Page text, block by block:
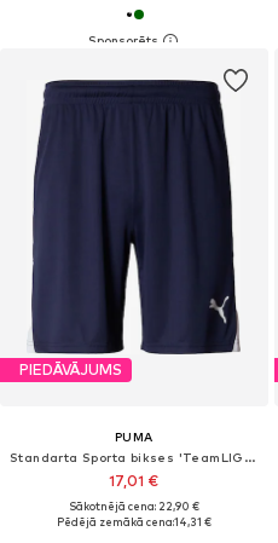
PIEDĀVĀJUMS
PUMA
Standarta Sporta bikses 'TeamLIGA26'
17,01 €
Sākotnējā cena: 22,90 €
Pēdējā zemākā cena:14,31 €